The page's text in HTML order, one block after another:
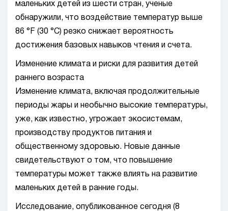
маленьких детей из шести стран, ученые
обнаружили, что воздействие температур выше
86 °F (30 °C) резко снижает вероятность
достижения базовых навыков чтения и счета.
Изменение климата и риски для развития детей
раннего возраста
Изменение климата, включая продолжительные
периоды жары и необычно высокие температуры,
уже, как известно, угрожает экосистемам,
производству продуктов питания и
общественному здоровью. Новые данные
свидетельствуют о том, что повышение
температуры может также влиять на развитие
маленьких детей в ранние годы.
Исследование, опубликованное сегодня (8